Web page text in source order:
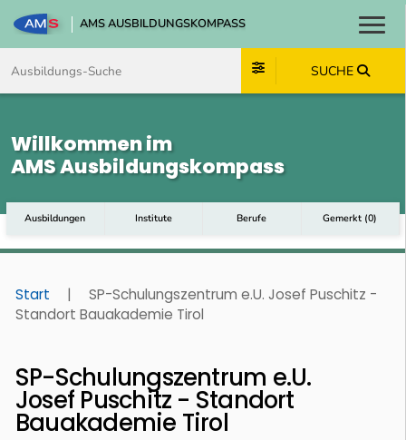
AMS AUSBILDUNGSKOMPASS
SUCHE
Willkommen im
AMS Ausbildungskompass
Ausbildungen Institute Berufe Gemerkt (0)
Start |
SP-Schulungszentrum e.U. Josef Puschitz -
Standort Bauakademie Tirol
SP-Schulungszentrum e.U.
Josef Puschitz - Standort
Bauakademie Tirol